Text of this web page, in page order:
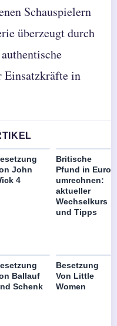
Schauspielern
überzeugt durch
Einsatzkräfte in
John
4
Britische
Pfund in Euro
umrechnen:
aktueller
Wechselkurs
und Tipps
Ballauf
Schenk
Besetzung
Von Little
Women